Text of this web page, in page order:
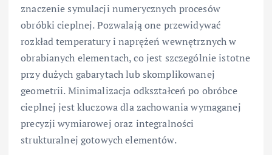
znaczenie symulacji numerycznych procesów
obróbki cieplnej. Pozwalają one przewidywać
rozkład temperatury i naprężeń wewnętrznych w
obrabianych elementach, co jest szczególnie istotne
przy dużych gabarytach lub skomplikowanej
geometrii. Minimalizacja odkształceń po obróbce
cieplnej jest kluczowa dla zachowania wymaganej
precyzji wymiarowej oraz integralności
strukturalnej gotowych elementów.